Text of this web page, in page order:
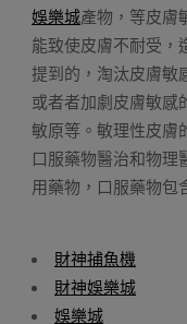
娛樂城產物，等皮膚
能致使皮膚不耐受，
提到的，淘汰皮膚敏
或者者加劇皮膚敏感
敏原等。敏理性皮膚
口服藥物醫治和物
用藥物，口服藥物包
財神捕魚機
財神娛樂城
娛樂城